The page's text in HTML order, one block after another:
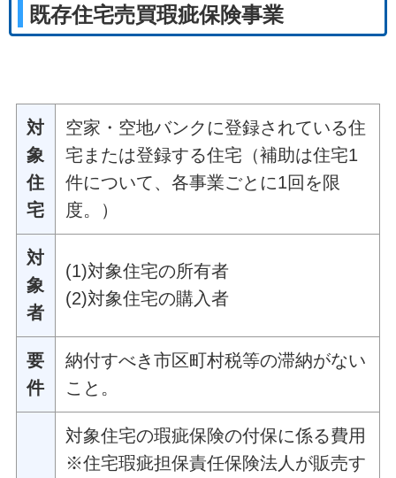
既存住宅売買瑕疵保険事業
対
象
住
宅
空家・空地バンクに登録されている住
宅または登録する住宅（補助は住宅1
件について、各事業ごとに1回を限
度。）
対
象
者
(1)対象住宅の所有者
(2)対象住宅の購入者
要
件
納付すべき市区町村税等の滞納がない
こと。
対象住宅の瑕疵保険の付保に係る費用
※住宅瑕疵担保責任保険法人が販売す